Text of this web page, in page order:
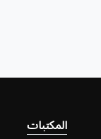
المكتبات